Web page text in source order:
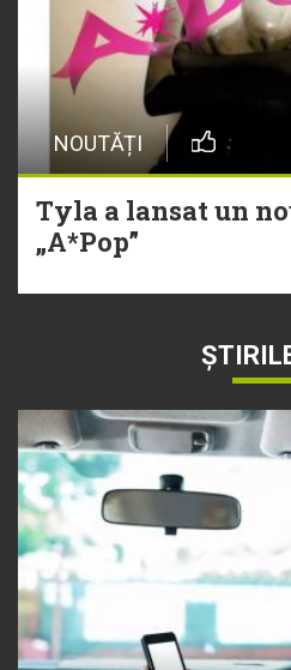
NOUTĂȚI
Tyla a lansat un
„A*Pop”